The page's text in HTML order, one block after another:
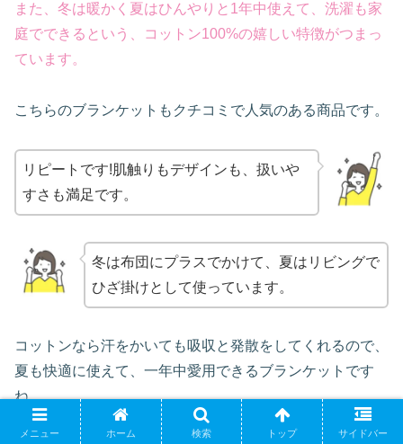
また、冬は暖かく夏はひんやりと1年中使えて、洗濯も家
庭でできるという、
コットン100%の嬉しい特徴がつま っ
ています。
こちらのブランケットもクチコミで人気のある商品です。
リピートです!肌触りもデザインも、扱いや
すさも満足です。
冬は布団にプラスでかけて、夏はリビングで
ひざ掛けとして使っています。
コットンなら汗をかいても吸収と発散をしてくれるので、
夏も快適に使えて、一年中愛用できるブランケットです
ね。
メニュー ホーム 検索 トップ サイドバー